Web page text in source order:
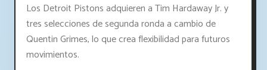
Los Detroit Pistons adquieren a Tim Hardaway Jr. y
tres selecciones de segunda ronda a cambio de
Quentin Grimes, lo que crea flexibilidad para futuros
movimientos.